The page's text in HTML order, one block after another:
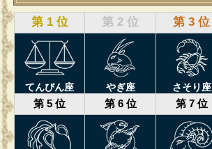
第 1 位 第 2 位 第 3 位
てんびん座 やぎ座 さそり座
第 5 位 第 6 位 第 7 位